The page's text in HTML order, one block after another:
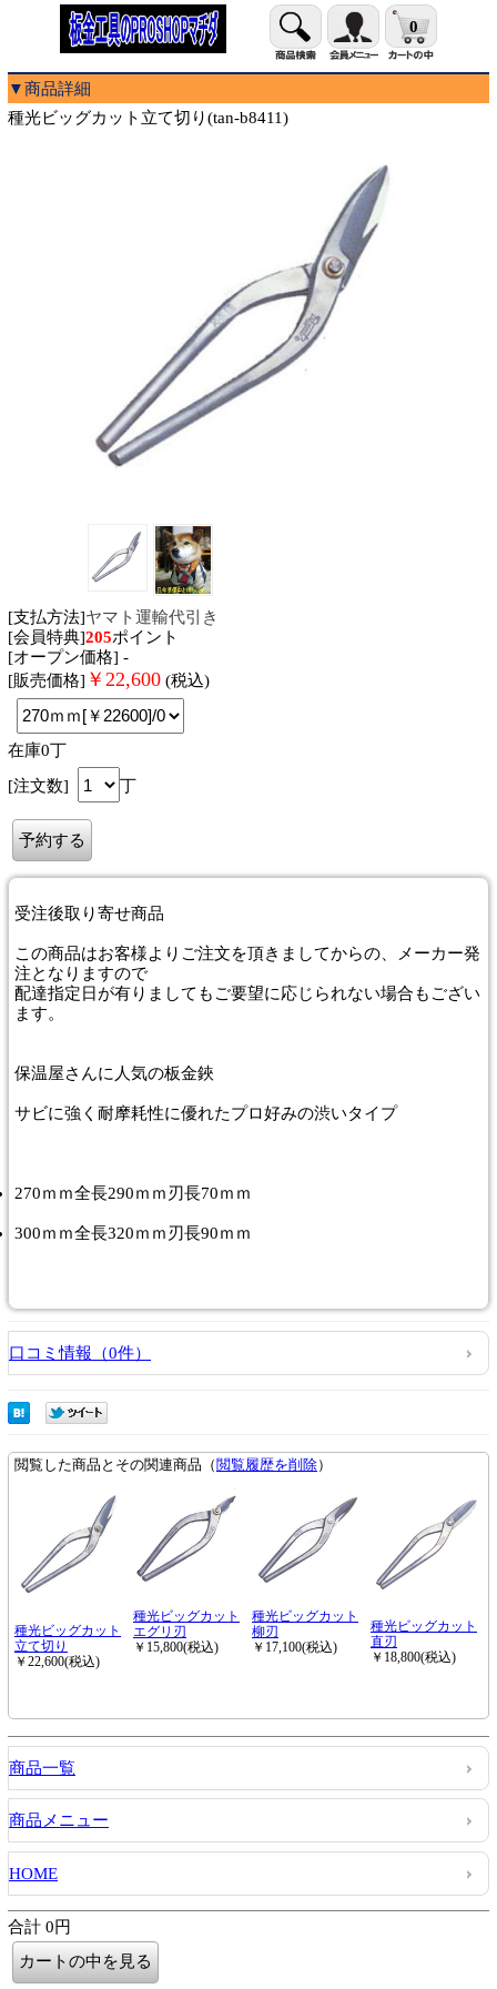
0
▼商品詳細
種光ビッグカット立て切り(tan-b8411)
[支払方法]ヤマト運輸代引き
[会員特典]205ポイント
[オープン価格] -
[販売価格] ￥ 22,600 (税込)
在庫0丁
[注文数]
丁
受注後取り寄せ商品
この商品はお客様よりご注文を頂きましてからの、メーカー発
注となりますので
配達指定日が有りましてもご要望に応じられない場合もござい
ます。
保温屋さんに人気の板金鋏
サビに強く耐摩耗性に優れたプロ好みの渋いタイプ
270ｍｍ全長290ｍｍ刃長70ｍｍ
300ｍｍ全長320ｍｍ刃長90ｍｍ
口コミ情報（0件）
商品一覧
商品メニュー
HOME
合計 0円